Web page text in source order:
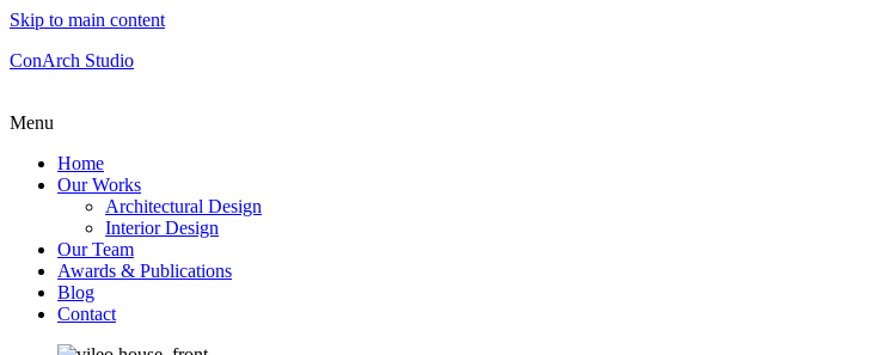
Skip to main content
ConArch Studio
Menu
Home
Our Works
Architectural Design
Interior Design
Our Team
Awards & Publications
Blog
Contact